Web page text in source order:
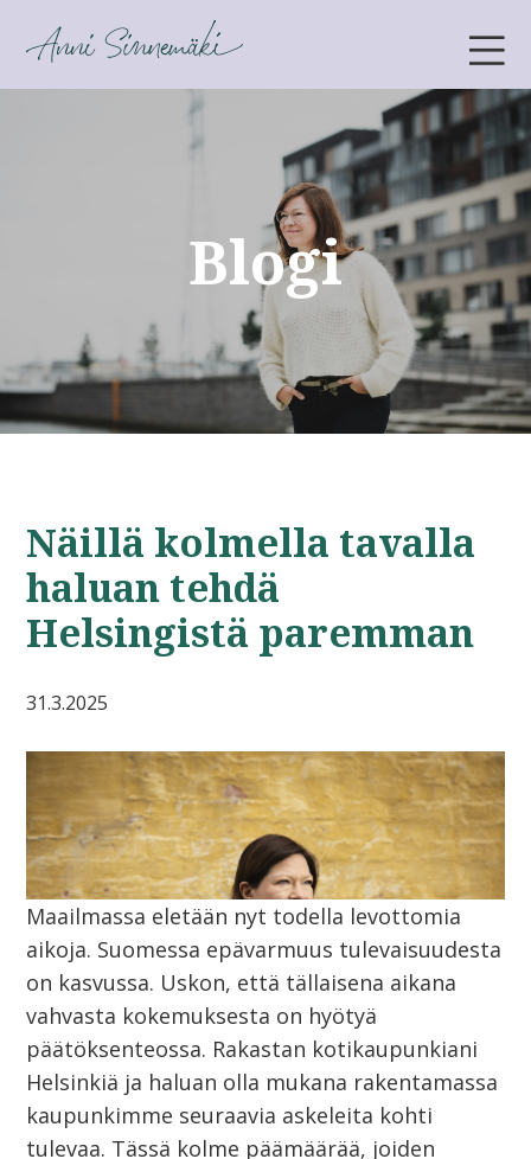
ANNI SINNEMÄKI
Blogi
Näillä kolmella tavalla
haluan tehdä
Helsingistä paremman
31.3.2025
Maailmassa eletään nyt todella levottomia
aikoja. Suomessa epävarmuus tulevaisuudesta
on kasvussa. Uskon, että tällaisena aikana
vahvasta kokemuksesta on hyötyä
päätöksenteossa. Rakastan kotikaupunkiani
Helsinkiä ja haluan olla mukana rakentamassa
kaupunkimme seuraavia askeleita kohti
tulevaa. Tässä kolme päämäärää, joiden